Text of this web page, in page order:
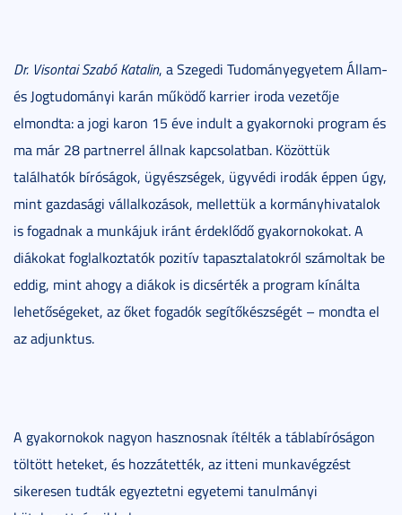
Dr. Visontai Szabó Katalin, a Szegedi Tudományegyetem Állam-
és Jogtudományi karán működő karrier iroda vezetője
elmondta: a jogi karon 15 éve indult a gyakornoki program és
ma már 28 partnerrel állnak kapcsolatban. Közöttük
találhatók bíróságok, ügyészségek, ügyvédi irodák éppen úgy,
mint gazdasági vállalkozások, mellettük a kormányhivatalok
is fogadnak a munkájuk iránt érdeklődő gyakornokokat. A
diákokat foglalkoztatók pozitív tapasztalatokról számoltak be
eddig, mint ahogy a diákok is dicsérték a program kínálta
lehetőségeket, az őket fogadók segítőkészségét – mondta el
az adjunktus.
A gyakornokok nagyon hasznosnak ítélték a táblabíróságon
töltött heteket, és hozzátették, az itteni munkavégzést
sikeresen tudták egyeztetni egyetemi tanulmányi